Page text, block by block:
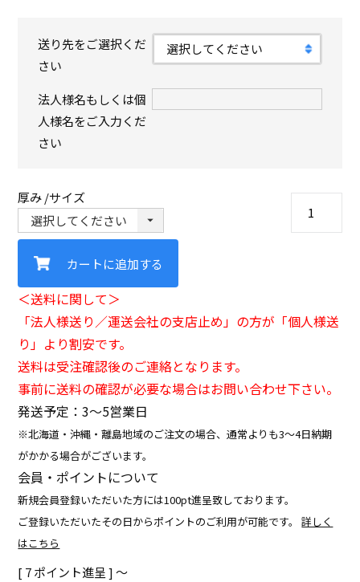
送り先をご選択くだ
さい
法人様名もしくは個
人様名をご入力くだ
さい
厚み サイズ
カートに追加する
＜送料に関して＞
「法人様送り／運送会社の支店止め」の方が「個人様送
り」より割安です。
送料は受注確認後のご連絡となります。
事前に送料の確認が必要な場合はお問い合わせ下さい。
発送予定：3〜5営業日
※北海道・沖縄・離島地域のご注文の場合、通常よりも3～4日納期
がかかる場合がございます。
会員・ポイントについて
新規会員登録いただいた方には100pt進呈致しております。
ご登録いただいたその日からポイントのご利用が可能です。詳しく
はこちら
[ 7ポイント進呈 ] 〜